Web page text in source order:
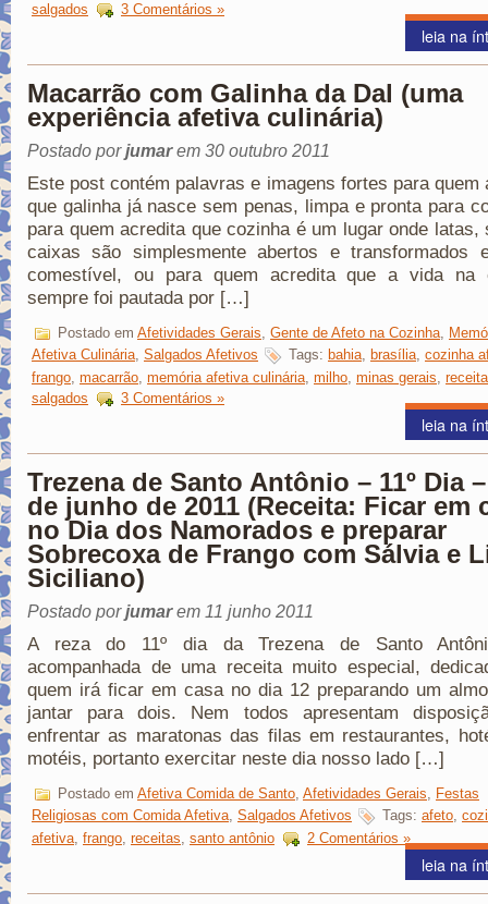
salgados
3 Comentários »
leia na
Macarrão com Galinha da Dal (uma
experiência afetiva culinária)
Postado porjumarem 30 outubro 2011
Este post contém palavras e imagens fortes para quem
que galinha já nasce sem penas, limpa e pronta para
para quem acredita que cozinha é um lugar onde latas,
caixas são simplesmente abertos e transformados
comestível, ou para quem acredita que a vida na
sempre foi pautada por […]
Postado em Afetividades Gerais Gente de Afeto na Cozinha
Afetiva Culinária, Salgados Afetivos Tags: bahia, brasília, cozinha
frango macarrão memória afetiva culinária milho minas gerais
salgados
3 Comentários »
leia na
Trezena de Santo Antônio – 11º Dia
de junho de 2011 (Receita: Ficar em
no Dia dos Namorados e preparar
Sobrecoxa de Frango com Sálvia e
Siciliano)
Postado porjumarem 11 junho 2011
A reza do 11º dia da Trezena de Santo
acompanhada de uma receita muito especial,
quem irá ficar em casa no dia 12 preparando um
jantar para dois. Nem todos apresentam
enfrentar as maratonas das filas em restaurantes,
motéis, portanto exercitar neste dia nosso lado […]
Postado em Afetiva Comida de Santo Afetividades Gerais
Festas
Religiosas com Comida Afetiva, Salgados Afetivos Tags: afeto,
afetiva, frango, receitas, santo antônio 2 Comentários »
leia na